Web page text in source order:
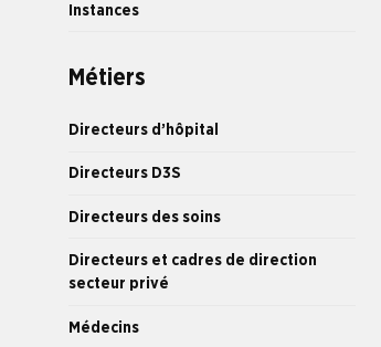
Instances
Métiers
Directeurs d’hôpital
Directeurs D3S
Directeurs des soins
Directeurs et cadres de direction
secteur privé
Médecins